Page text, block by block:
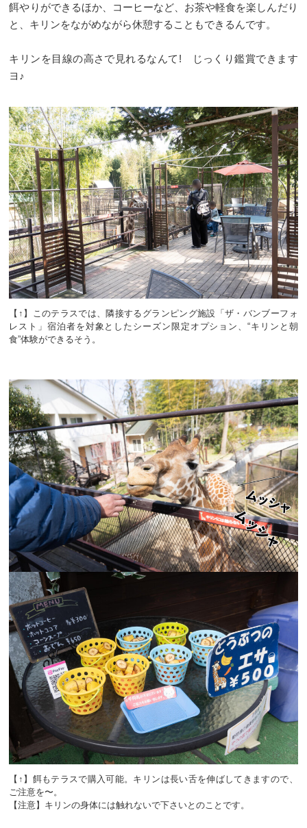
餌やりができるほか、コーヒーなど、お茶や軽食を楽しんだり
と、キリンをながめながら休憩することもできるんです。
キリンを目線の高さで見れるなんて! じっくり鑑賞できます
ヨ♪
【↑】このテラスでは、隣接するグランピング施設「ザ・バンブーフォ
レスト」宿泊者を対象としたシーズン限定オプション、“キリンと朝
食”体験ができるそう。
【↑】餌もテラスで購入可能。キリンは長い舌を伸ばしてきますので、
ご注意を〜。
【注意】キリンの身体には触れないで下さいとのことです。